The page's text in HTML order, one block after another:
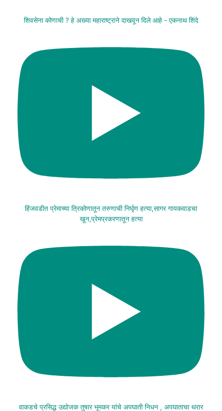
शिवसेना कोणाची ? हे अख्या महाराष्ट्राने दाखवून दिले आहे - एकनाथ शिंदे
हिंजवडीत प्रेमाच्या त्रिकोणातून तरुणाची निर्घृण हत्या,सागर गायकवाडचा
खून,प्रेमप्रकरणातून हत्या
वाकडचे प्रसिद्ध उद्योजक तुषार भूमकर यांचे अपघाती निधन , अपघाताचा थरार